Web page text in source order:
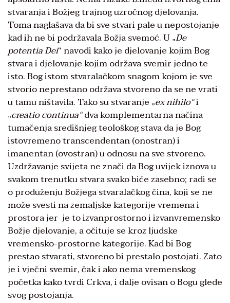
stvaranja i Božjeg trajnog uzročnog djelovanja.
Toma naglašava da bi sve stvari pale u nepostojanje
kad ih ne bi podržavala Božja svemoć. U „De
potentia Dei“ navodi kako je djelovanje kojim Bog
stvara i djelovanje kojim održava svemir jedno te
isto. Bog istom stvaralačkom snagom kojom je sve
stvorio neprestano održava stvoreno da se ne vrati
u tamu ništavila. Tako su stvaranje „ex nihilo“i
„creatio continua“dva komplementarna načina
tumačenja središnjeg teološkog stava da je Bog
istovremeno transcendentan (onostran) i
imanentan (ovostran) u odnosu na sve stvoreno.
Uzdržavanje svijeta ne znači da Bog uvijek iznova u
svakom trenutku stvara svako biće zasebno; radi se
o produženju Božjega stvaralačkog čina, koji se ne
može svesti na zemaljske kategorije vremena i
prostora jer je to izvanprostorno i izvanvremensko
Božje djelovanje, a očituje se kroz ljudske
vremensko-prostorne kategorije. Kad bi Bog
prestao stvarati, stvoreno bi prestalo postojati. Zato
je i vječni svemir, čak i ako nema vremenskog
početka kako tvrdi Crkva, i dalje ovisan o Bogu glede
svog postojanja.